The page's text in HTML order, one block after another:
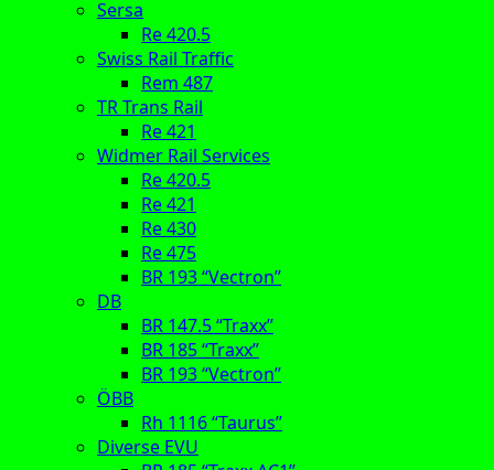
Sersa
Re 420.5
Swiss Rail Traffic
Rem 487
TR Trans Rail
Re 421
Widmer Rail Services
Re 420.5
Re 421
Re 430
Re 475
BR 193 “Vectron”
DB
BR 147.5 “Traxx”
BR 185 “Traxx”
BR 193 “Vectron”
ÖBB
Rh 1116 “Taurus”
Diverse EVU